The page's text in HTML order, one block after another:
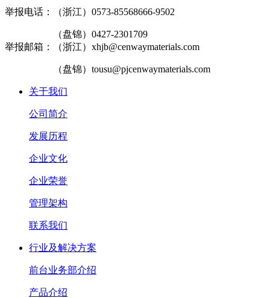
举报电话：（浙江）0573-85568666-9502
（盘锦）0427-2301709
举报邮箱：（浙江）xhjb@cenwaymaterials.com
（盘锦）tousu@pjcenwaymaterials.com
关于我们
公司简介
发展历程
企业文化
企业荣誉
管理架构
联系我们
行业及解决方案
前台业务部介绍
产品介绍